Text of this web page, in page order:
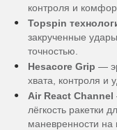
контроля и
Topspin
закрученные
точностью.
Hesacore Grip —
хвата, контроля и
Air React Channel
лёгкость ракетки
маневренности на